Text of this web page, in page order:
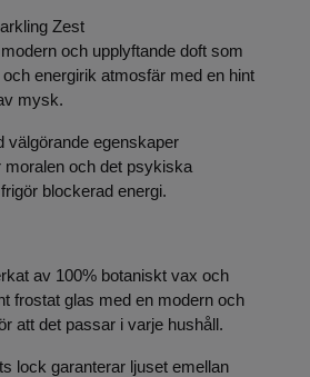
Zest
och upplyftande doft som
energirik atmosfär med en hint
mysk.
välgörande egenskaper
moralen och det psykiska
blockerad energi.
av 100% botaniskt vax och
frostat glas med en modern och
att det passar i varje hushåll.
lock garanterar ljuset emellan